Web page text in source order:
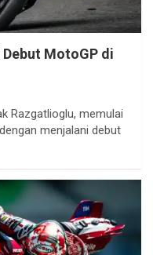
MotoGP di
Razgatlioglu, memulai
menjalani debut